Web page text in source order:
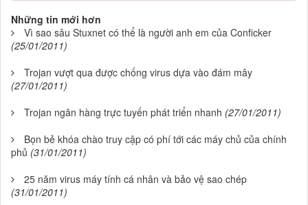
Những tin mới hơn
Vì sao sâu Stuxnet có thể là người anh em của Conficker
(25/01/2011)
Trojan vượt qua được chống virus dựa vào đám mây
(27/01/2011)
Trojan ngân hàng trực tuyến phát triển nhanh (27/01/2011)
Bọn bẻ khóa chào truy cập có phí tới các máy chủ của chính
phủ (31/01/2011)
25 năm virus máy tính cá nhân và bảo vệ sao chép
(31/01/2011)